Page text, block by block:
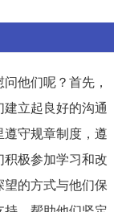
他们呢？首先，
立起良好的沟通
守规章制度，遵
极参加学习和改
的方式与他们保